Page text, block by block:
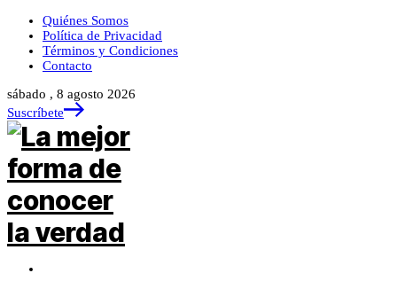
Quiénes Somos
Política de Privacidad
Términos y Condiciones
Contacto
sábado , 8 agosto 2026
Suscríbete